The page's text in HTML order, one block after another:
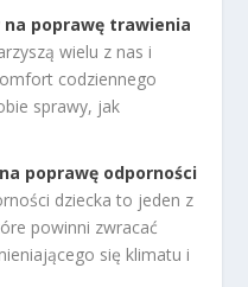
poprawę trawienia
wielu z nas i
codziennego
sprawy, jak
poprawę odporności
dziecka to jeden z
powinni zwracać
się klimatu i